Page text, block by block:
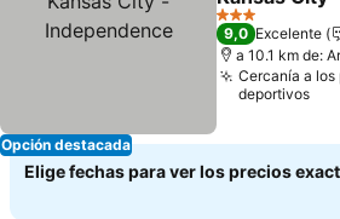
Opción destacada
Ver precios
3 Estrellas
9,0 Excelente
a 10.1 km de:
Cercanía a
deportivos
Elige fechas para ver los precios